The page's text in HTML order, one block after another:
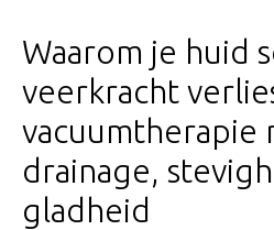
Waarom je huid
veerkracht
vacuumtherapie
drainage,
gladheid